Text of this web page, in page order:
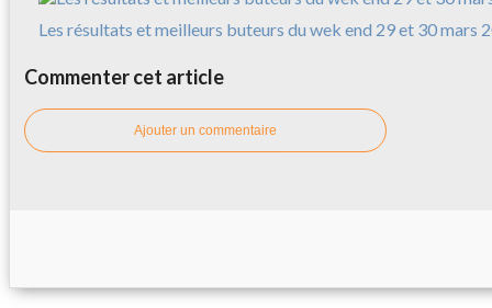
Les résultats et meilleurs buteurs du wek end 29 et 30 mars
Commenter cet article
Ajouter un commentaire